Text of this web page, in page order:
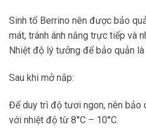
Sinh tố Berrino nên được bảo
mát, tránh ánh nắng trực tiếp và
Nhiệt độ lý tưởng để bảo quản là
Sau khi mở nắp:
Để duy trì độ tươi ngon, nên bảo
với nhiệt độ từ 8°C – 10°C.